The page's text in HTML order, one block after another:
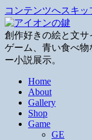
コンテンツへスキッ
創作好きの絵と文サ
ゲーム、青い食べ
ー小説展示。
Home
About
Gallery
Shop
Game
GE